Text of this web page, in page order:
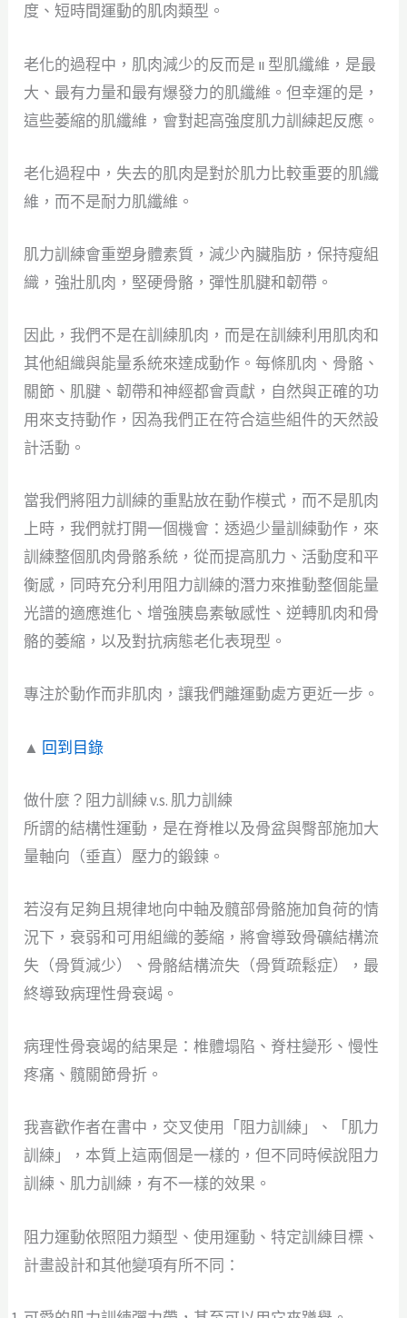
度、短時間運動的肌肉類型。
老化的過程中，肌肉減少的反而是 ။ 型肌纖維，是最
大、最有力量和最有爆發力的肌纖維。但幸運的是，
這些萎縮的肌纖維，會對起高強度肌力訓練起反應。
老化過程中，失去的肌肉是對於肌力比較重要的肌纖
維，而不是耐力肌纖維。
肌力訓練會重塑身體素質，減少內臟脂肪，保持瘦組
織，強壯肌肉，堅硬骨骼，彈性肌腱和韌帶。
因此，我們不是在訓練肌肉，而是在訓練利用肌肉和
其他組織與能量系統來達成動作。每條肌肉、骨骼、
關節、肌腱、韌帶和神經都會貢獻，自然與正確的功
用來支持動作，因為我們正在符合這些組件的天然設
計活動。
當我們將阻力訓練的重點放在動作模式，而不是肌肉
上時，我們就打開一個機會：透過少量訓練動作，來
訓練整個肌肉骨骼系統，從而提高肌力、活動度和平
衡感，同時充分利用阻力訓練的潛力來推動整個能量
光譜的適應進化、增強胰島素敏感性、逆轉肌肉和骨
骼的萎縮，以及對抗病態老化表現型。
專注於動作而非肌肉，讓我們離運動處方更近一步。
▲ 回到目錄
做什麼？阻力訓練 v.s. 肌力訓練
所謂的結構性運動，是在脊椎以及骨盆與臀部施加大
量軸向（垂直）壓力的鍛鍊。
若沒有足夠且規律地向中軸及髖部骨骼施加負荷的情
況下，衰弱和可用組織的萎縮，將會導致骨礦結構流
失（骨質減少）、骨骼結構流失（骨質疏鬆症），最
終導致病理性骨衰竭。
病理性骨衰竭的結果是：椎體塌陷、脊柱變形、慢性
疼痛、髖關節骨折。
我喜歡作者在書中，交叉使用「阻力訓練」、「肌力
訓練」，本質上這兩個是一樣的，但不同時候說阻力
訓練、肌力訓練，有不一樣的效果。
阻力運動依照阻力類型、使用運動、特定訓練目標、
計畫設計和其他變項有所不同：